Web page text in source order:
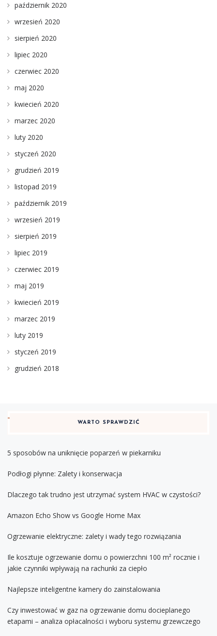
październik 2020
wrzesień 2020
sierpień 2020
lipiec 2020
czerwiec 2020
maj 2020
kwiecień 2020
marzec 2020
luty 2020
styczeń 2020
grudzień 2019
listopad 2019
październik 2019
wrzesień 2019
sierpień 2019
lipiec 2019
czerwiec 2019
maj 2019
kwiecień 2019
marzec 2019
luty 2019
styczeń 2019
grudzień 2018
WARTO SPRAWDZIĆ
5 sposobów na uniknięcie poparzeń w piekarniku
Podłogi płynne: Zalety i konserwacja
Dlaczego tak trudno jest utrzymać system HVAC w czystości?
Amazon Echo Show vs Google Home Max
Ogrzewanie elektryczne: zalety i wady tego rozwiązania
Ile kosztuje ogrzewanie domu o powierzchni 100 m² rocznie i
jakie czynniki wpływają na rachunki za ciepło
Najlepsze inteligentne kamery do zainstalowania
Czy inwestować w gaz na ogrzewanie domu docieplanego
etapami – analiza opłacalności i wyboru systemu grzewczego